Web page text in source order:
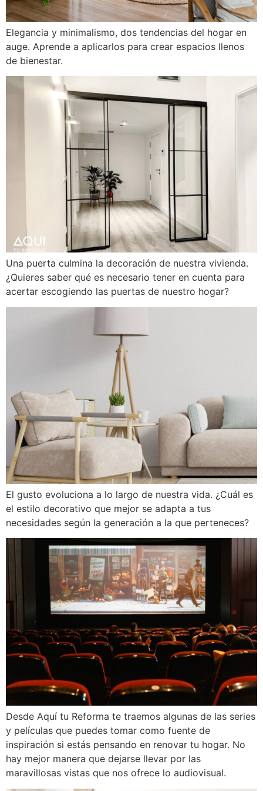
Elegancia y minimalismo, dos tendencias del hogar en
auge. Aprende a aplicarlos para crear espacios llenos
de bienestar.
Una puerta culmina la decoración de nuestra vivienda.
¿Quieres saber qué es necesario tener en cuenta para
acertar escogiendo las puertas de nuestro hogar?
El gusto evoluciona a lo largo de nuestra vida. ¿Cuál es
el estilo decorativo que mejor se adapta a tus
necesidades según la generación a la que perteneces?
Desde Aquí tu Reforma te traemos algunas de las series
y películas que puedes tomar como fuente de
inspiración si estás pensando en renovar tu hogar. No
hay mejor manera que dejarse llevar por las
maravillosas vistas que nos ofrece lo audiovisual.